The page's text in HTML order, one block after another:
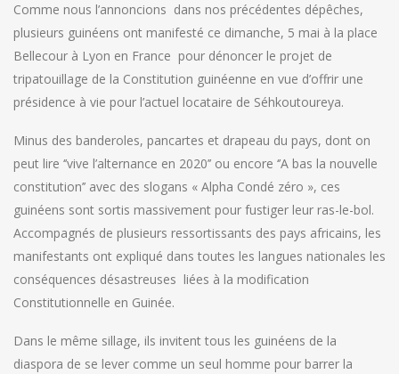
Comme nous l’annoncions dans nos précédentes dépêches,
plusieurs guinéens ont manifesté ce dimanche, 5 mai à la ​place
Bellecour​ à Lyon en France pour dénoncer le projet de
tripatouillage de la Constitution guinéenne en vue d’offrir une
présidence à vie pour l’actuel locataire de Séhkoutoureya.
Minus des banderoles, pancartes et drapeau du pays, dont on
peut lire ‘’vive l’alternance en 2020’’ ou encore ‘’A bas la nouvelle
constitution’’ avec des slogans « Alpha Condé zéro », ces
guinéens sont sortis massivement pour fustiger leur ras-le-bol.
Accompagnés de plusieurs ressortissants des pays africains, les
manifestants ont expliqué dans toutes les langues nationales les
conséquences désastreuses liées à la modification
Constitutionnelle en Guinée.
Dans le même sillage, ils invitent tous les guinéens de la
diaspora de se lever comme un seul homme pour barrer la